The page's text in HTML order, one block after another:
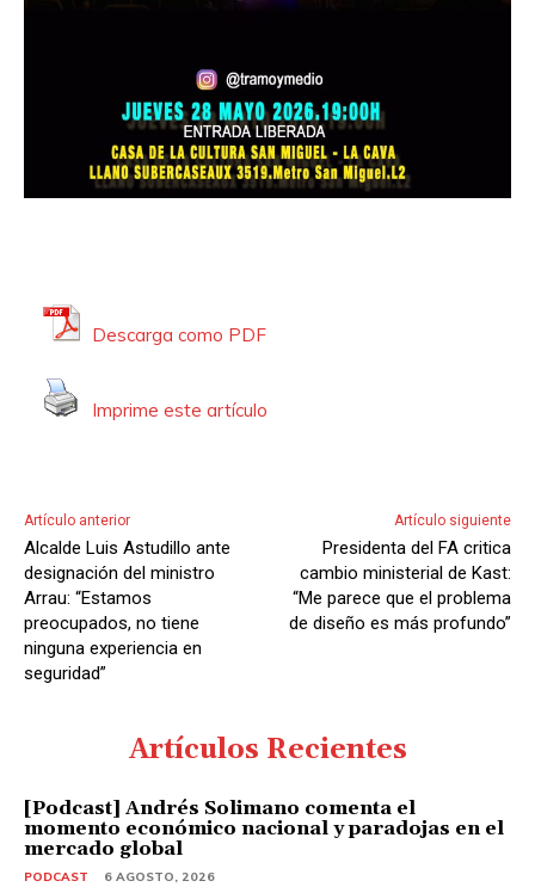
Descarga como PDF
Imprime este artículo
Artículo anterior
Alcalde Luis Astudillo ante
designación del ministro
Arrau: “Estamos
preocupados, no tiene
ninguna experiencia en
seguridad”
Artículo siguiente
Presidenta del FA critica
cambio ministerial de Kast:
“Me parece que el problema
de diseño es más profundo”
Artículos Recientes
[Podcast] Andrés Solimano comenta el
momento económico nacional y paradojas en el
mercado global
PODCAST 6 AGOSTO, 2026